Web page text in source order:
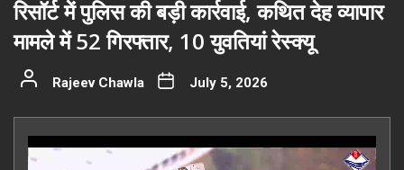
रिसॉर्ट में पुलिस की बड़ी कार्रवाई, कथित देह व्यापार
मामले में 52 गिरफ्तार, 10 युवतियां रेस्क्यू
Rajeev Chawla July 5, 2026